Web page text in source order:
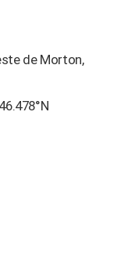
de Morton,